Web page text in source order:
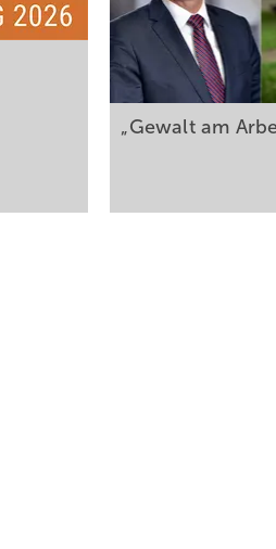
„Gewalt am